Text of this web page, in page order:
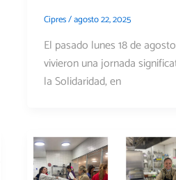
Cipres/agosto 22, 2025
El pasado lunes 18 de
vivieron una jornada
la Solidaridad, en